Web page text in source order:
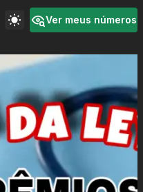
Ver meus números